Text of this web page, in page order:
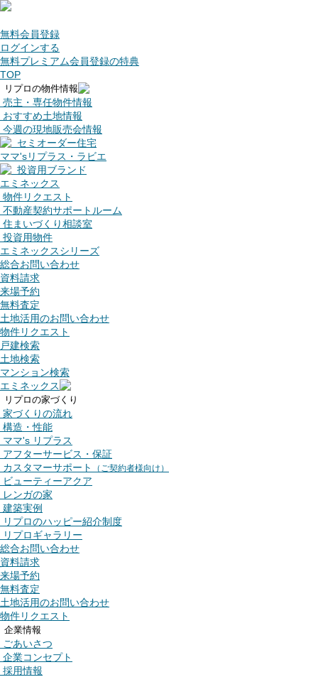
無料会員登録
ログインする
無料プレミアム会員登録の特典
TOP
リプロの物件情報
売主・専任物件情報
おすすめ土地情報
今週の現地販売会情報
セミオーダー住宅
ママ'sリプラス・ラビエ
投資用ブランド
エミネックス
物件リクエスト
不動産契約サポートルーム
住まいづくり相談室
投資用物件
エミネックスシリーズ
総合お問い合わせ
資料請求
来場予約
無料査定
土地活用のお問い合わせ
物件リクエスト
戸建検索
土地検索
マンション検索
エミネックス
リプロの家づくり
家づくりの流れ
構造・性能
ママ's リプラス
アフターサービス・保証
カスタマーサポート
（ご契約者様向け）
ビューティーアクア
レンガの家
建築実例
リプロのハッピー紹介制度
リプロギャラリー
総合お問い合わせ
資料請求
来場予約
無料査定
土地活用のお問い合わせ
物件リクエスト
企業情報
ごあいさつ
企業コンセプト
採用情報